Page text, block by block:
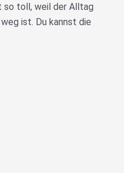
so toll, weil der Alltag
ist. Du kannst die